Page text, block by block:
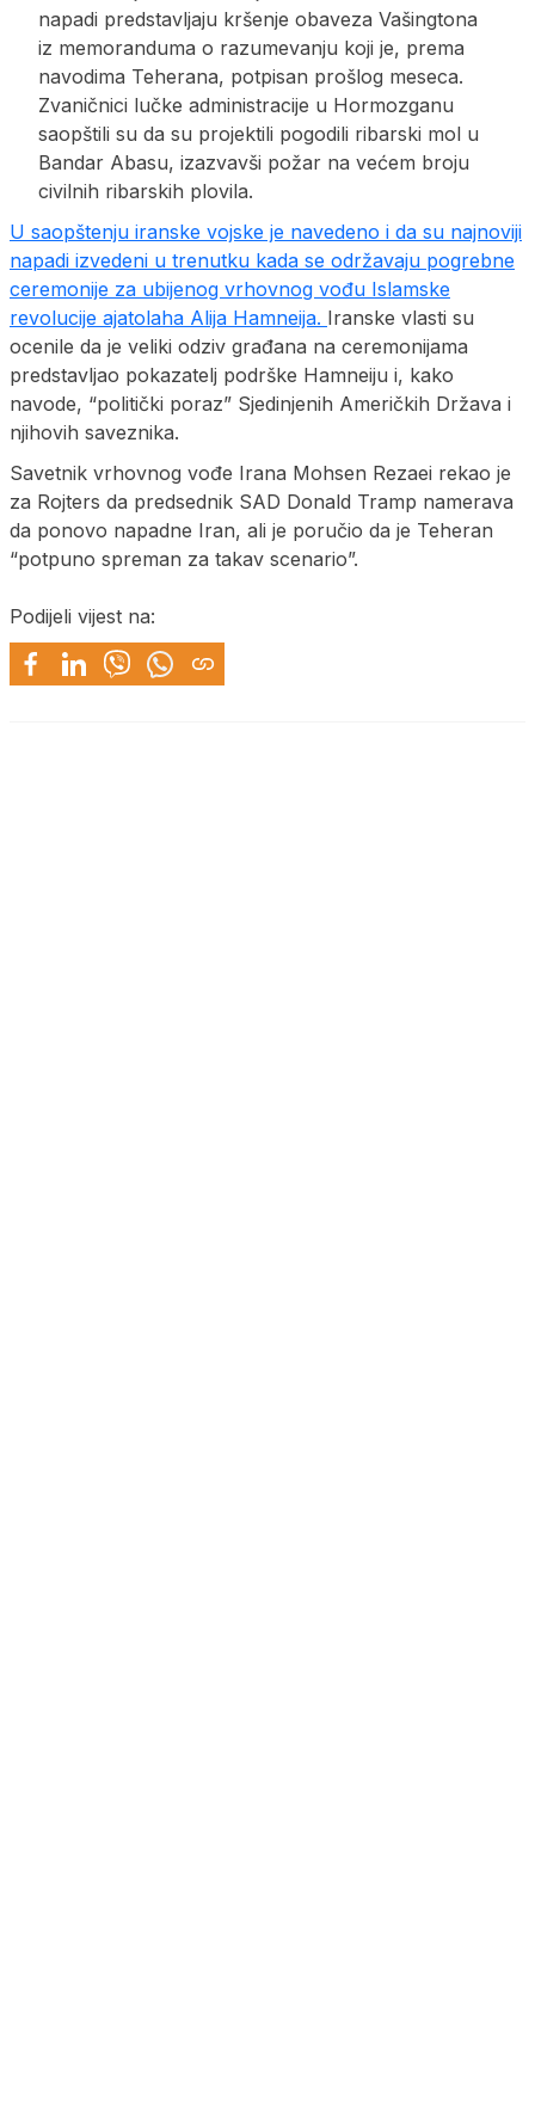
napadi predstavljaju kršenje obaveza Vašingtona
iz memoranduma o razumevanju koji je, prema
navodima Teherana, potpisan prošlog meseca.
Zvaničnici lučke administracije u Hormozganu
saopštili su da su projektili pogodili ribarski mol u
Bandar Abasu, izazvavši požar na većem broju
civilnih ribarskih plovila.
U saopštenju iranske vojske je navedeno i da su najnoviji
napadi izvedeni u trenutku kada se održavaju pogrebne
ceremonije za ubijenog vrhovnog vođu Islamske
revolucije ajatolaha Alija Hamneija. Iranske vlasti su
ocenile da je veliki odziv građana na ceremonijama
predstavljao pokazatelj podrške Hamneiju i, kako
navode, “politički poraz” Sjedinjenih Američkih Država i
njihovih saveznika.
Savetnik vrhovnog vođe Irana Mohsen Rezaei rekao je
za Rojters da predsednik SAD Donald Tramp namerava
da ponovo napadne Iran, ali je poručio da je Teheran
“potpuno spreman za takav scenario”.
Podijeli vijest na: